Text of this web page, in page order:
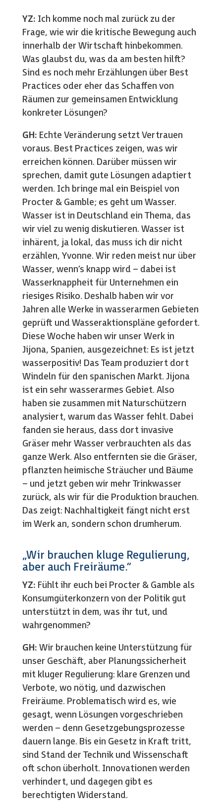
YZ: Ich komme noch mal zurück zu der
Frage, wie wir die kritische Bewegung auch
innerhalb der Wirtschaft hinbekommen.
Was glaubst du, was da am besten hilft?
Sind es noch mehr Erzählungen über Best
Practices oder eher das Schaffen von
Räumen zur gemeinsamen Entwicklung
konkreter Lösungen?
GH: Echte Veränderung setzt Vertrauen
voraus. Best Practices zeigen, was wir
erreichen können. Darüber müssen wir
sprechen, damit gute Lösungen adaptiert
werden. Ich bringe mal ein Beispiel von
Procter & Gamble; es geht um Wasser.
Wasser ist in Deutschland ein Thema, das
wir viel zu wenig diskutieren. Wasser ist
inhärent, ja lokal, das muss ich dir nicht
erzählen, Yvonne. Wir reden meist nur über
Wasser, wenn’s knapp wird – dabei ist
Wasserknappheit für Unternehmen ein
riesiges Risiko. Deshalb haben wir vor
Jahren alle Werke in wasserarmen Gebieten
geprüft und Wasseraktionspläne gefordert.
Diese Woche haben wir unser Werk in
Jijona, Spanien, ausgezeichnet: Es ist jetzt
wasserpositiv! Das Team produziert dort
Windeln für den spanischen Markt. Jijona
ist ein sehr wasserarmes Gebiet. Also
haben sie zusammen mit Naturschützern
analysiert, warum das Wasser fehlt. Dabei
fanden sie heraus, dass dort invasive
Gräser mehr Wasser verbrauchten als das
ganze Werk. Also entfernten sie die Gräser,
pflanzten heimische Sträucher und Bäume
– und jetzt geben wir mehr Trinkwasser
zurück, als wir für die Produktion brauchen.
Das zeigt: Nachhaltigkeit fängt nicht erst
im Werk an, sondern schon drumherum.
„Wir brauchen kluge Regulierung,
aber auch Freiräume.“
YZ: Fühlt ihr euch bei Procter & Gamble als
Konsumgüterkonzern von der Politik gut
unterstützt in dem, was ihr tut, und
wahrgenommen?
GH: Wir brauchen keine Unterstützung für
unser Geschäft, aber Planungssicherheit
mit kluger Regulierung: klare Grenzen und
Verbote, wo nötig, und dazwischen
Freiräume. Problematisch wird es, wie
gesagt, wenn Lösungen vorgeschrieben
werden – denn Gesetzgebungsprozesse
dauern lange. Bis ein Gesetz in Kraft tritt,
sind Stand der Technik und Wissenschaft
oft schon überholt. Innovationen werden
verhindert, und dagegen gibt es
berechtigten Widerstand.